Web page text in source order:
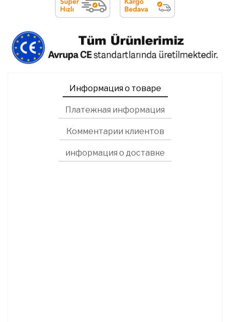
Информация о товаре
Платежная информация
Комментарии клиентов
информация о доставке